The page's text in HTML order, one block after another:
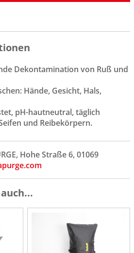
Dekontamination von Ruß und
Hände, Gesicht, Hals,
pH-hautneutral, täglich
und Reibekörpern.
Hohe Straße 6, 01069